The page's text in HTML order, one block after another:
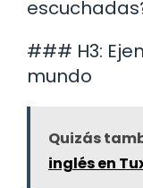
### H3:
mundo
Quizás
inglés en